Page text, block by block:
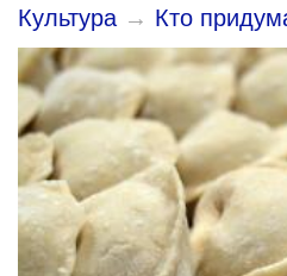
Культура → Кто